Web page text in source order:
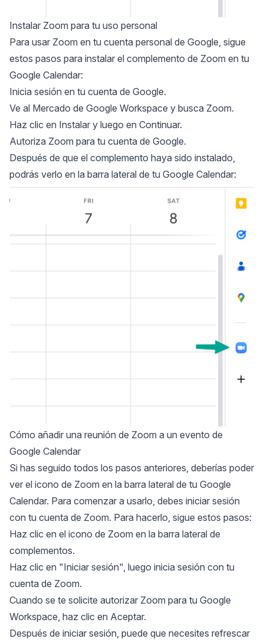
Instalar Zoom para tu uso personal
Para usar Zoom en tu cuenta personal de Google, sigue
estos pasos para instalar el complemento de Zoom en tu
Google Calendar:
Inicia sesión en tu cuenta de Google.
Ve al Mercado de Google Workspace y busca Zoom.
Haz clic en Instalar y luego en Continuar.
Autoriza Zoom para tu cuenta de Google.
Después de que el complemento haya sido instalado,
podrás verlo en la barra lateral de tu Google Calendar:
Cómo añadir una reunión de Zoom a un evento de
Google Calendar
Si has seguido todos los pasos anteriores, deberías poder
ver el icono de Zoom en la barra lateral de tu Google
Calendar. Para comenzar a usarlo, debes iniciar sesión
con tu cuenta de Zoom. Para hacerlo, sigue estos pasos:
Haz clic en el icono de Zoom en la barra lateral de
complementos.
Haz clic en "Iniciar sesión", luego inicia sesión con tu
cuenta de Zoom.
Cuando se te solicite autorizar Zoom para tu Google
Workspace, haz clic en Aceptar.
Después de iniciar sesión, puede que necesites refrescar